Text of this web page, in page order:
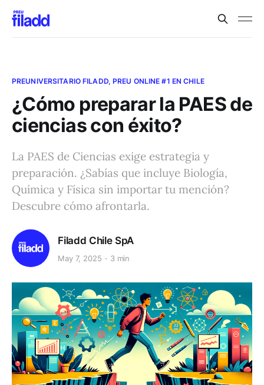
PREUNIVERSITARIO FILADD, PREU ONLINE #1 EN CHILE
¿Cómo preparar la PAES de
ciencias con éxito?
La PAES de Ciencias exige estrategia y
preparación. ¿Sabías que incluye Biología,
Química y Física sin importar tu mención?
Descubre cómo afrontarla.
Filadd Chile SpA
May 7, 2025 3 min